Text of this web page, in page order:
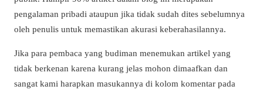
pengalaman pribadi ataupun jika tidak sudah dites sebelumnya
oleh penulis untuk memastikan akurasi keberahasilannya.
Jika para pembaca yang budiman menemukan artikel yang
tidak berkenan karena kurang jelas mohon dimaafkan dan
sangat kami harapkan masukannya di kolom komentar pada